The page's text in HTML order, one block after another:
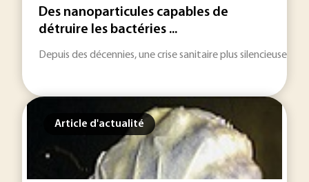
Des nanoparticules capables de
détruire les bactéries ...
Depuis des décennies, une crise sanitaire plus silencieuse
Article d'actualité